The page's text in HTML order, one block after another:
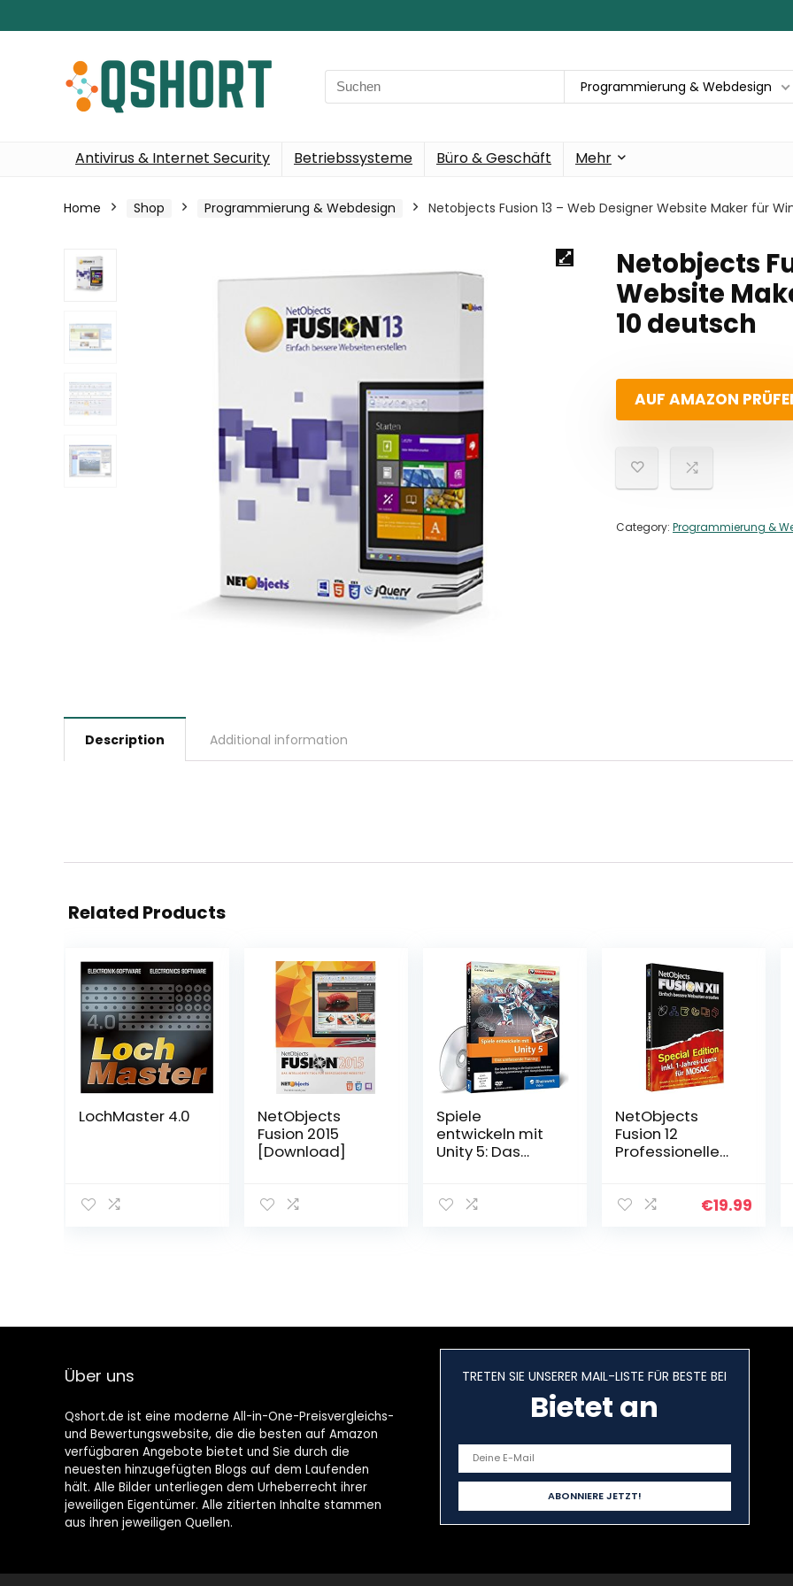
Search
for:
Programmierung & Webdesign
Antivirus & Internet Security Betriebssysteme Büro & Geschäft Mehr
Home Shop Programmierung & Webdesign Netobjects Fusion 13 – Web Designer Website Maker für
Netobjects
Website
10 deutsch
AUF AMAZON
Category: Programmierung &
Description Additional information
Related Products
LochMaster 4.0
NetObjects
Fusion 2015
[Download]
Spiele
entwickeln mit
Unity 5: Das
NetObjects
Fusion 12
Professionelle
erstellen für€19.99
Über uns
Qshort.de ist eine moderne All-in-One-Preisvergleichs-
und Bewertungswebsite, die die besten auf Amazon
verfügbaren Angebote bietet und Sie durch die
neuesten hinzugefügten Blogs auf dem Laufenden
hält. Alle Bilder unterliegen dem Urheberrecht ihrer
jeweiligen Eigentümer. Alle zitierten Inhalte stammen
aus ihren jeweiligen Quellen.
TRETEN SIE UNSERER MAIL-LISTE FÜR BESTE BEI
Bietet an